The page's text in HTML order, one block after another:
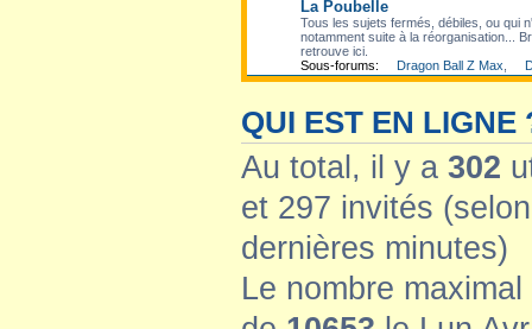
La Poubelle
Tous les sujets fermés, débiles, ou qui
notamment suite à la réorganisation...
retrouve ici.
Sous-forums:
Dragon Ball Z Max
QUI EST EN LIGNE
Au total, il y a 302
et 297 invités
dernières minutes)
Le nombre